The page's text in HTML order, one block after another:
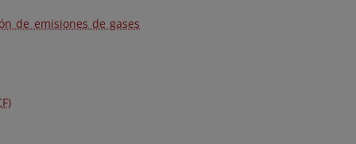
de emisiones de gases